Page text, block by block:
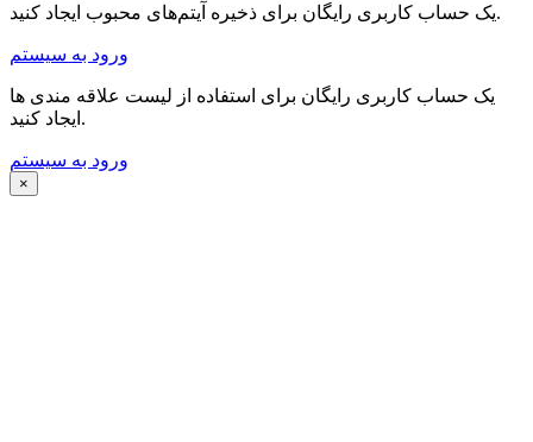
یک حساب کاربری رایگان برای ذخیره آیتم‌های محبوب ایجاد کنید.
ورود به سیستم
یک حساب کاربری رایگان برای استفاده از لیست علاقه مندی ها
ایجاد کنید.
ورود به سیستم
×